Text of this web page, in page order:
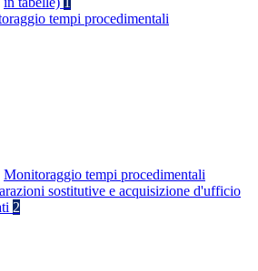
tempi procedimentali
Monitoraggio tempi procedimentali
sostitutive e acquisizione d'ufficio
2